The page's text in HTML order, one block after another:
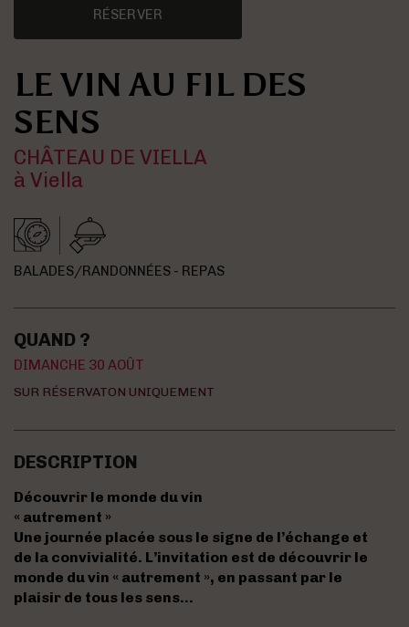
RÉSERVER
LE VIN AU FIL DES
SENS
CHÂTEAU DE VIELLA
à Viella
BALADES/RANDONNÉES - REPAS
QUAND ?
DIMANCHE 30 AOÛT
SUR RÉSERVATON UNIQUEMENT
DESCRIPTION
Découvrir le monde du vin
« autrement »
Une journée placée sous le signe de l’échange et
de la convivialité. L’invitation est de découvrir le
monde du vin « autrement », en passant par le
plaisir de tous les sens…